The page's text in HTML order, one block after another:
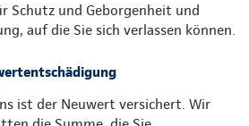
Schutz und Geborgenheit und
auf die Sie sich verlassen können.
ist der Neuwert versichert. Wir